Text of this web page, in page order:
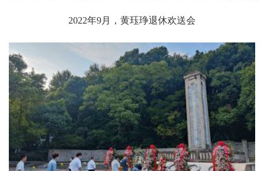
2022年9月，黄珏琤退休欢送会